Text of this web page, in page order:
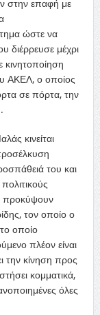
στην επαφή με
ώστε να
διέρρευσε μέχρι
κινητοποίηση
ΑΚΕΛ, ο οποίος
σε πόρτα, την
κινείται
του και
προκύψουν
τον οποίο ο
οποίο
πλέον είναι
την κίνηση προς
κομματικά,
όλες